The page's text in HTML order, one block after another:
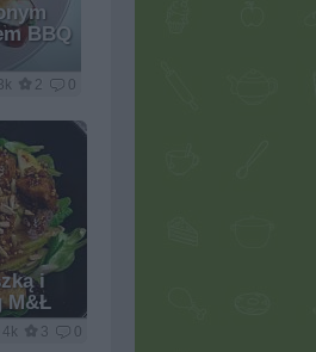
BBQ
2 0
i
M&Ł
4k 3 0